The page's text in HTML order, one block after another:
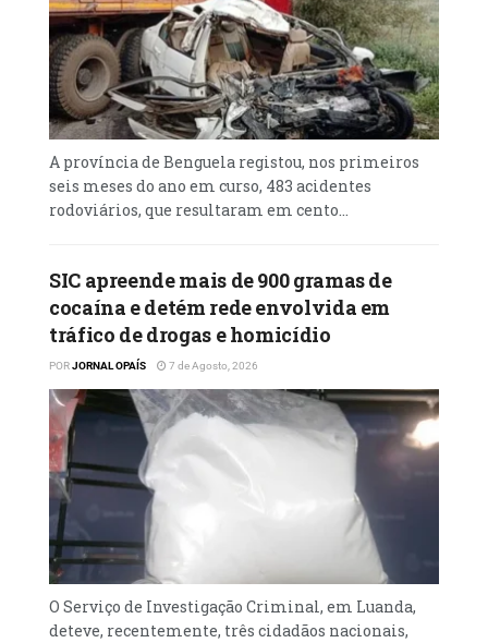
A província de Benguela registou, nos primeiros
seis meses do ano em curso, 483 acidentes
rodoviários, que resultaram em cento...
SIC apreende mais de 900 gramas de
cocaína e detém rede envolvida em
tráfico de drogas e homicídio
PORJORNAL OPAÍS 7 de Agosto, 2026
O Serviço de Investigação Criminal, em Luanda,
deteve, recentemente, três cidadãos nacionais,